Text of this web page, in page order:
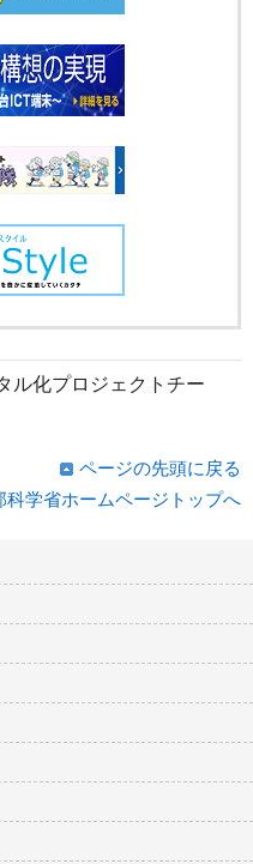
ル化プロジェクトチー
ページの先頭に戻る
科学省ホームページトップへ